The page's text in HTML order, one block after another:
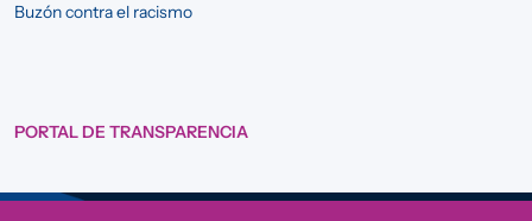
Buzón contra el racismo
PORTAL DE TRANSPARENCIA